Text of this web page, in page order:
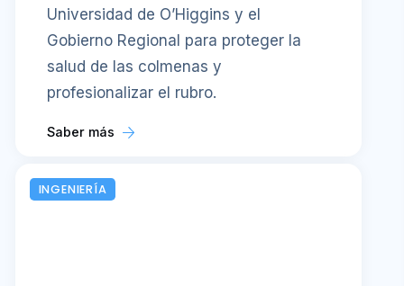
Universidad de O’Higgins y el
Gobierno Regional para proteger la
salud de las colmenas y
profesionalizar el rubro.
Saber más
INGENIERÍA